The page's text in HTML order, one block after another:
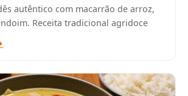
autêntico com macarrão de arroz,
Receita tradicional agridoce